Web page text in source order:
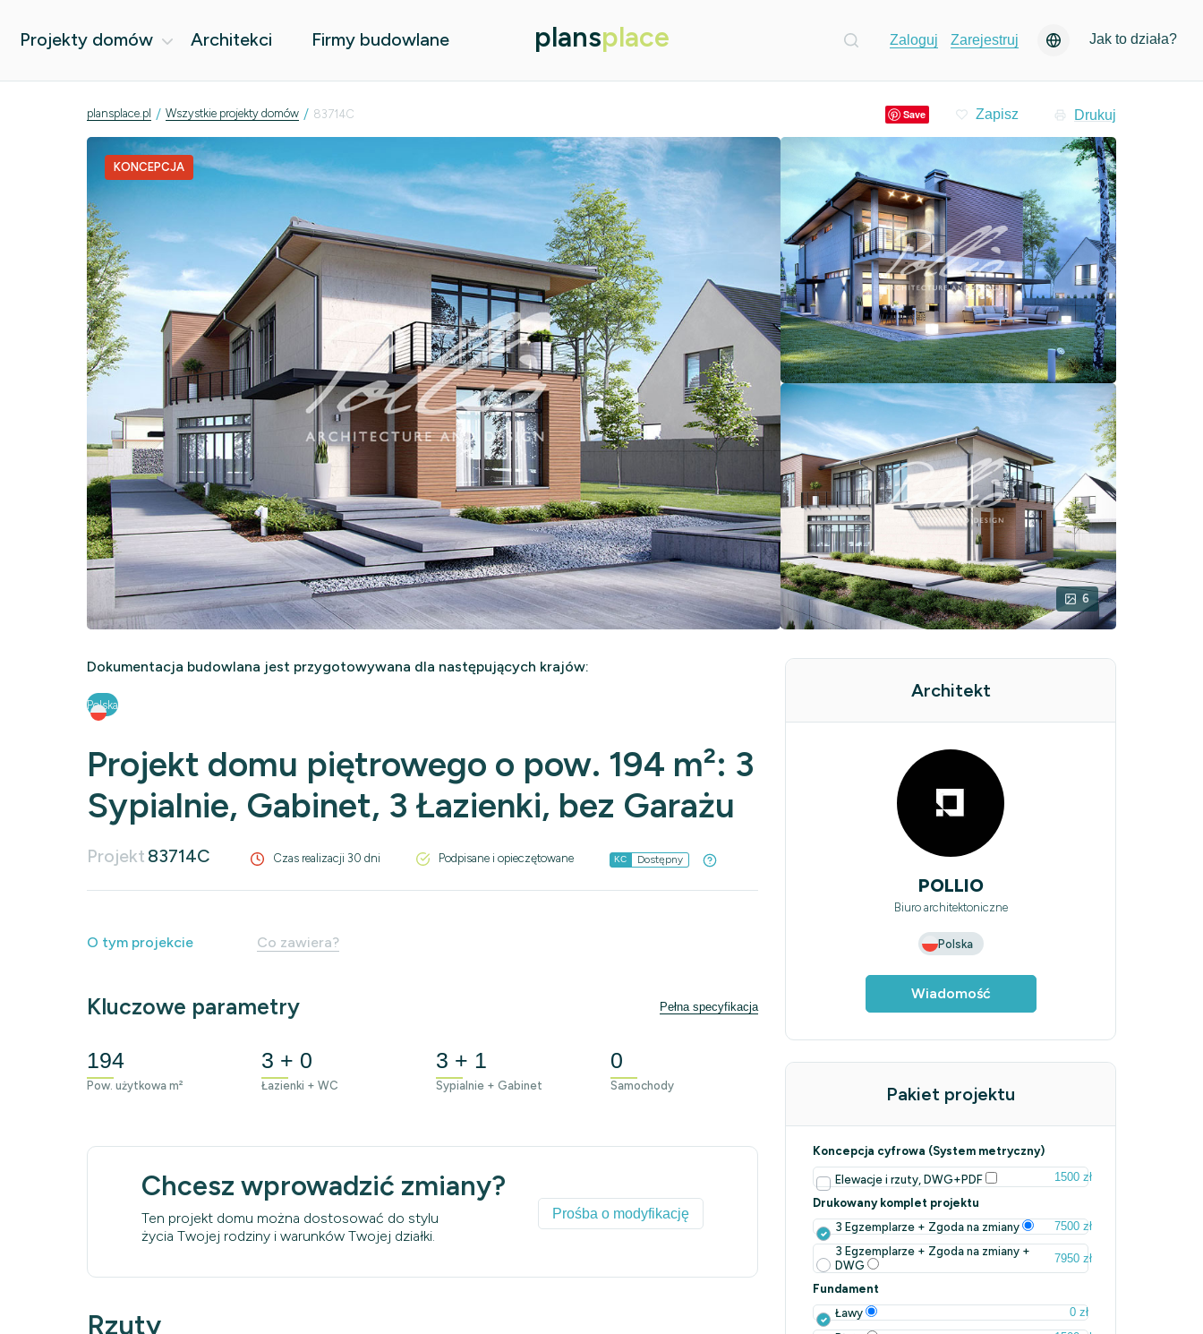
Projekty domów Architekci Firmy budowlane plansplace Zaloguj Zarejestruj Jak to działa?
plansplace.pl / Wszystkie projekty domów / 83714C Save Drukuj
6
KONCEPCJA
Dokumentacja budowlana jest przygotowywana dla następujących krajów:
Polska
Projekt domu piętrowego o pow. 194 m²: 3
Sypialnie, Gabinet, 3 Łazienki, bez Garażu
Projekt 83714C Czas realizacji 30 dni Podpisane i opieczętowane KC Dostępny
O tym projekcie Co zawiera?
Kluczowe parametry Pełna specyfikacja
194
Pow. użytkowa m²
3 + 0
Łazienki + WC
3 + 1
Sypialnie + Gabinet
0
Samochody
Chcesz wprowadzić zmiany?
Ten projekt domu można dostosować do stylu
życia Twojej rodziny i warunków Twojej działki.
Prośba o modyfikację
Rzuty
Architekt
POLLIO
Biuro architektoniczne
Polska
Wiadomość
Pakiet projektu
Koncepcja cyfrowa (System metryczny)
Elewacje i rzuty, DWG+PDF
1500 zł
Drukowany komplet projektu
3 Egzemplarze + Zgoda na zmiany
7500 zł
3 Egzemplarze + Zgoda na zmiany +
DWG
7950 zł
Fundament
Ławy
0 zł